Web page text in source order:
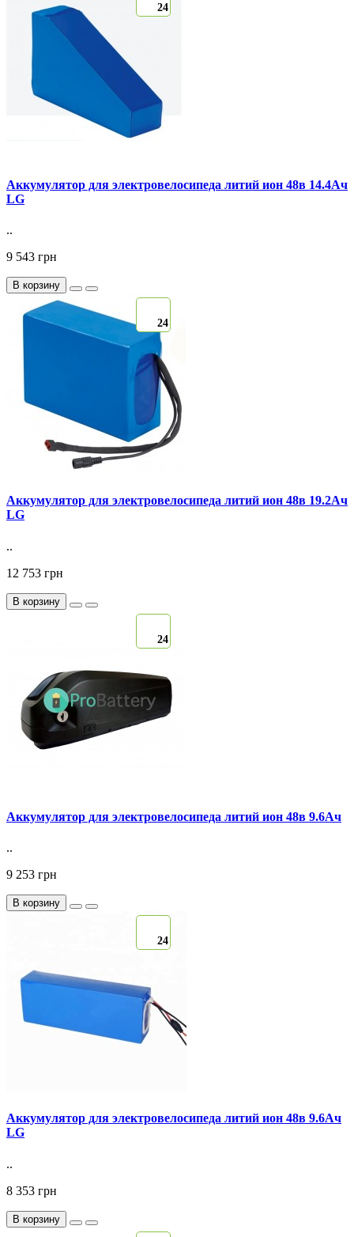
24
Аккумулятор для электровелосипеда литий ион 48в 14.4Ач
LG
..
9 543 грн
В корзину
24
Аккумулятор для электровелосипеда литий ион 48в 19.2Ач
LG
..
12 753 грн
В корзину
24
Аккумулятор для электровелосипеда литий ион 48в 9.6Ач
..
9 253 грн
В корзину
24
Аккумулятор для электровелосипеда литий ион 48в 9.6Ач
LG
..
8 353 грн
В корзину